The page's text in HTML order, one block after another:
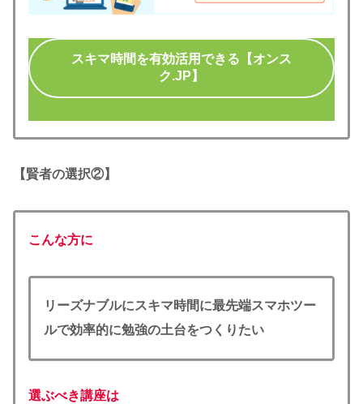
スキマ時間を有効活用できる【オンス
ク.JP】
【賢者の選択②】
こんな方に
リーズナブルにスキマ時間に最先端スマホツー
ルで効率的に勉強の土台をつくりたい
選ぶべき講座は